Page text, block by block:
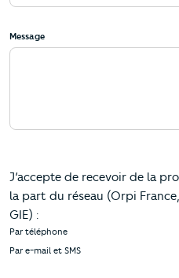
Message
J’accepte de recevoir de la
la part du réseau (Orpi
GIE) :
Par téléphone
Par e-mail et SMS